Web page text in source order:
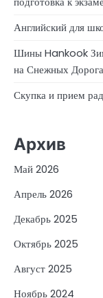
Английский для
Шины Hankook
на Снежных
Скупка и прием
Архив
Май 2026
Апрель 2026
Декабрь 2025
Октябрь 2025
Август 2025
Ноябрь 2024